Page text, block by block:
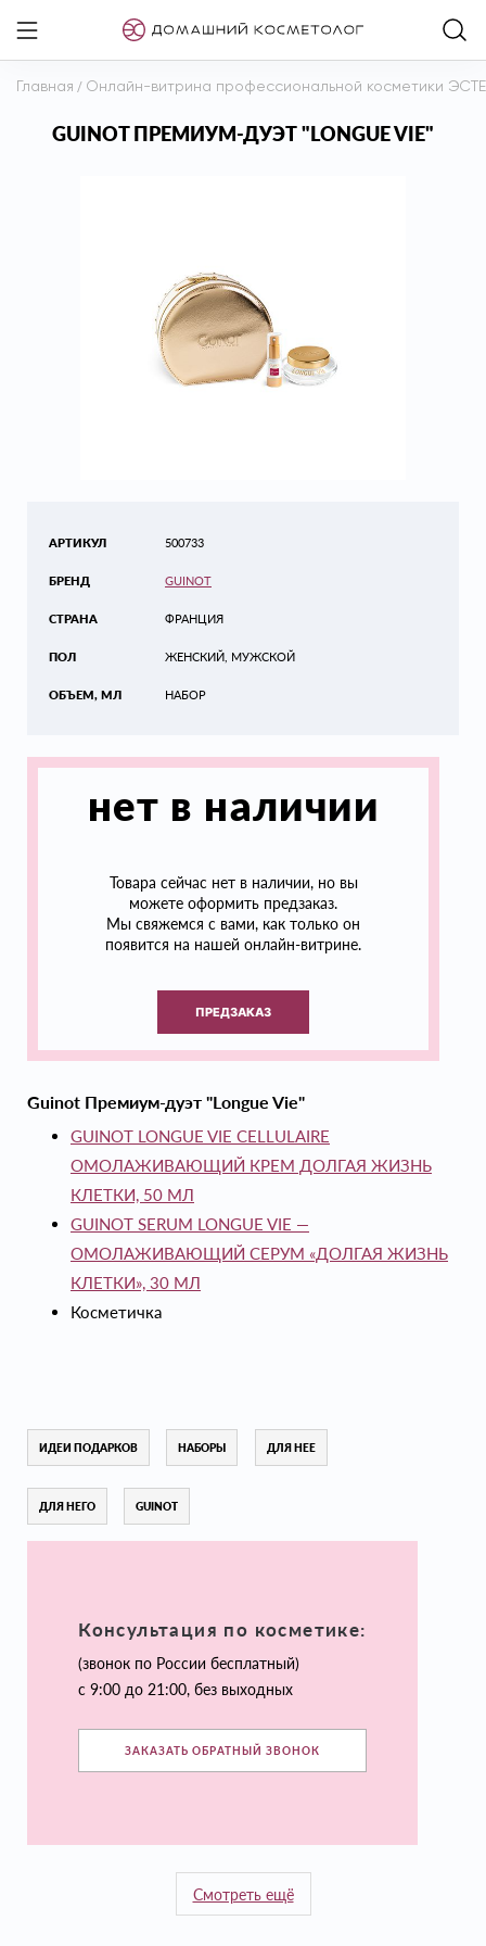
Главная / Онлайн-витрина профессиональной косметики
GUINOT ПРЕМИУМ-ДУЭТ "LONGUE VIE"
АРТИКУЛ
БРЕНД
СТРАНА
ПОЛ
ОБЪЕМ, МЛ
500733
GUINOT
ФРАНЦИЯ
ЖЕНСКИЙ, МУЖСКОЙ
НАБОР
нет в наличии
Товара сейчас нет в наличии, но вы
можете оформить предзаказ.
Мы свяжемся с вами, как только он
появится на нашей онлайн-витрине.
ПРЕДЗАКАЗ
Guinot Премиум-дуэт "Longue Vie"
GUINOT LONGUE VIE CELLULAIRE
ОМОЛАЖИВАЮЩИЙ КРЕМ ДОЛГАЯ ЖИЗНЬ
КЛЕТКИ, 50 МЛ
GUINOT SERUM LONGUE VIE —
ОМОЛАЖИВАЮЩИЙ СЕРУМ «ДОЛГАЯ ЖИЗНЬ
КЛЕТКИ», 30 МЛ
Косметичка
ИДЕИ ПОДАРКОВ НАБОРЫ ДЛЯ НЕЕ
ДЛЯ НЕГО GUINOT
Консультация по косметике:
(звонок по России бесплатный)
с 9:00 до 21:00, без выходных
ЗАКАЗАТЬ ОБРАТНЫЙ ЗВОНОК
Смотреть ещё